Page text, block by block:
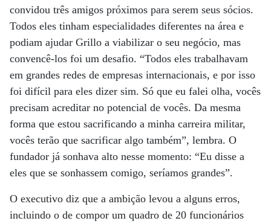
convidou três amigos próximos para serem seus sócios.
Todos eles tinham especialidades diferentes na área e
podiam ajudar Grillo a viabilizar o seu negócio, mas
convencê-los foi um desafio. “Todos eles trabalhavam
em grandes redes de empresas internacionais, e por isso
foi difícil para eles dizer sim. Só que eu falei olha, vocês
precisam acreditar no potencial de vocês. Da mesma
forma que estou sacrificando a minha carreira militar,
vocês terão que sacrificar algo também”, lembra. O
fundador já sonhava alto nesse momento: “Eu disse a
eles que se sonhassem comigo, seríamos grandes”.
O executivo diz que a ambição levou a alguns erros,
incluindo o de compor um quadro de 20 funcionários